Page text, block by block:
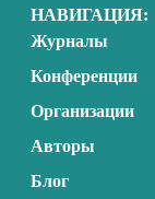
НАВИГАЦИЯ:
Журналы
Конференции
Организации
Авторы
Блог